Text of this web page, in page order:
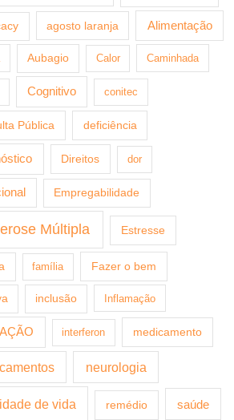
agosto laranja Alimentação
Aubagio Calor Caminhada
Cognitivo conitec
Pública deficiência
Direitos dor
Empregabilidade
Múltipla Estresse
família Fazer o bem
inclusão Inflamação
interferon medicamento
neurologia
de vida remédio saúde